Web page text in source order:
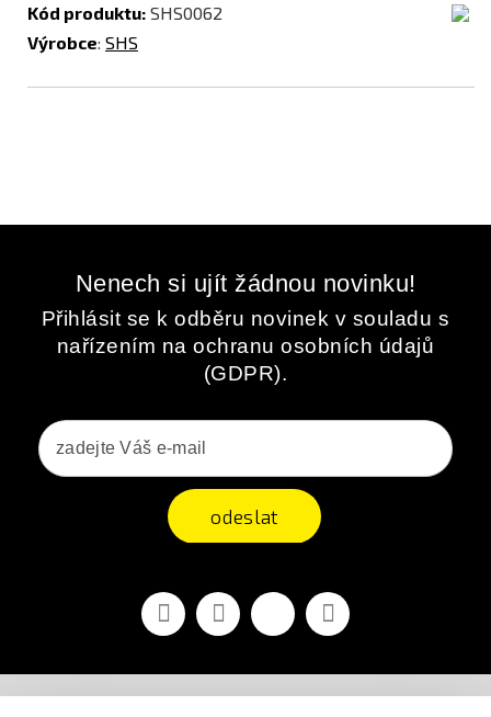
Kód produktu: SHS0062
Výrobce: SHS
Nenech si ujít žádnou novinku!
Přihlásit se k odběru novinek v souladu s
nařízením na ochranu osobních údajů
(GDPR).
odeslat
FacebookYouTubeVimeo Instagram